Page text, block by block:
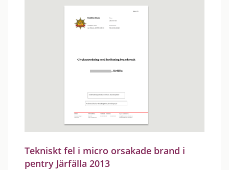
Tekniskt fel i micro orsakade brand i
pentry Järfälla 2013